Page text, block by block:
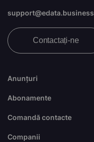
Anunțuri
Abonamente
Comandă contacte
Companii
support@edata.business
Contactați-ne